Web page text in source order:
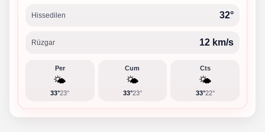
Hissedilen 32°
Rüzgar 12 km/s
Per
🌤️
33°23°
Cum
🌤️
33°23°
Cts
🌤️
33°22°